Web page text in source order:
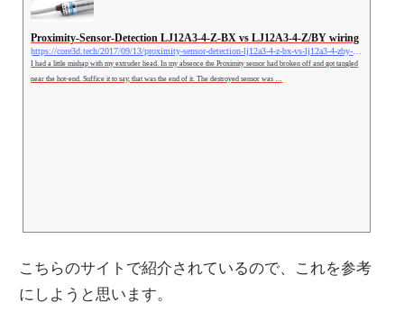
Proximity-Sensor-Detection LJ12A3-4-Z-BX vs LJ12A3-4-Z/BY wiring
I had a little mishap with my extruder head. In my absence the Proximity sensor had broken off and got tangled
near the hot-end. Suffice it to say, that was the end of it. The destroyed sensor was …
こちらのサイトで紹介されているので、これを参考
にしようと思います。